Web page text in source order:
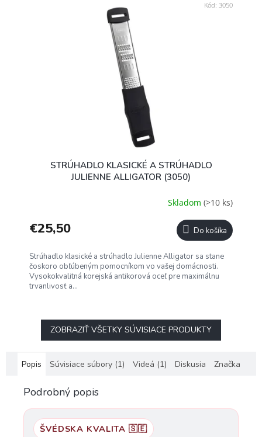
STRÚHADLO KLASICKÉ A STRÚHADLO
JULIENNE ALLIGATOR (3050)
Skladom (>10 ks)
€25,50 Do košíka
Strúhadlo klasické a strúhadlo Julienne Alligator sa stane
čoskoro obľúbeným pomocníkom vo vašej domácnosti.
Vysokokvalitná korejská antikorová oceľ pre maximálnu
trvanlivosť a...
Kód: 3050
ZOBRAZIŤ VŠETKY SÚVISIACE PRODUKTY
Popis Súvisiace súbory (1) Videá (1) Diskusia Značka
Podrobný popis
ŠVÉDSKA KVALITA 🇸🇪